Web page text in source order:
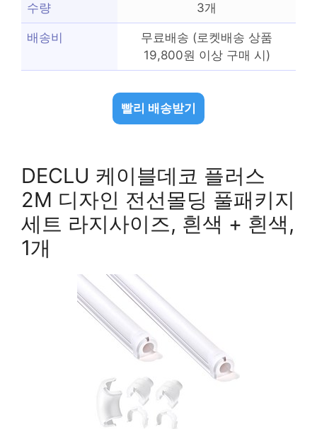
수량 3개
배송비
무료배송 (로켓배송 상품
19,800원 이상 구매 시)
빨리 배송받기
DECLU 케이블데코 플러스
2M 디자인 전선몰딩 풀패키지
세트 라지사이즈, 흰색 + 흰색,
1개